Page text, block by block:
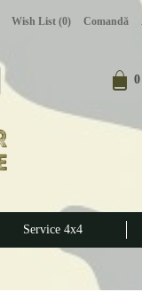
Wish List (0) Comandă
Service 4x4